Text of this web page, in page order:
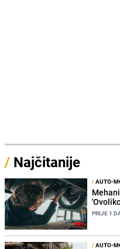
/ Najčitanije
/AUTO-
PRIJE 1
/AUTO-